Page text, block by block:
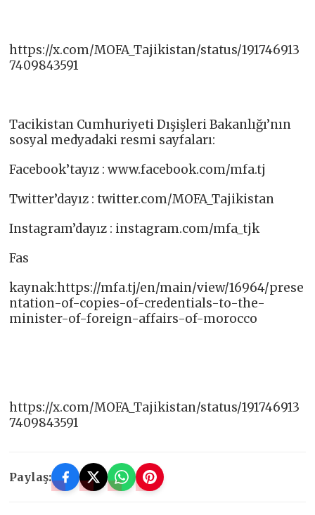
https://x.com/MOFA_Tajikistan/status/191746913
7409843591
Tacikistan Cumhuriyeti Dışişleri Bakanlığı’nın
sosyal medyadaki resmi sayfaları:
Facebook’tayız : www.facebook.com/mfa.tj​
Twitter’dayız : twitter.com/MOFA_Tajikistan​
Instagram’dayız : instagram.com/mfa_tjk​
Fas
kaynak:https://mfa.tj/en/main/view/16964/prese
ntation-of-copies-of-credentials-to-the-
minister-of-foreign-affairs-of-morocco
https://x.com/MOFA_Tajikistan/status/191746913
7409843591
Paylaş: